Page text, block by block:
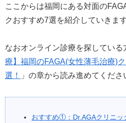
ここからは福岡にある対面の
クおすすめ7選を紹介していきます
なおオンライン診療を探している
療】福岡のFAGA(女性薄毛治療)
選！
」の章から読み進めてくださ
おすすめ①：Dr.AGAクリニッ